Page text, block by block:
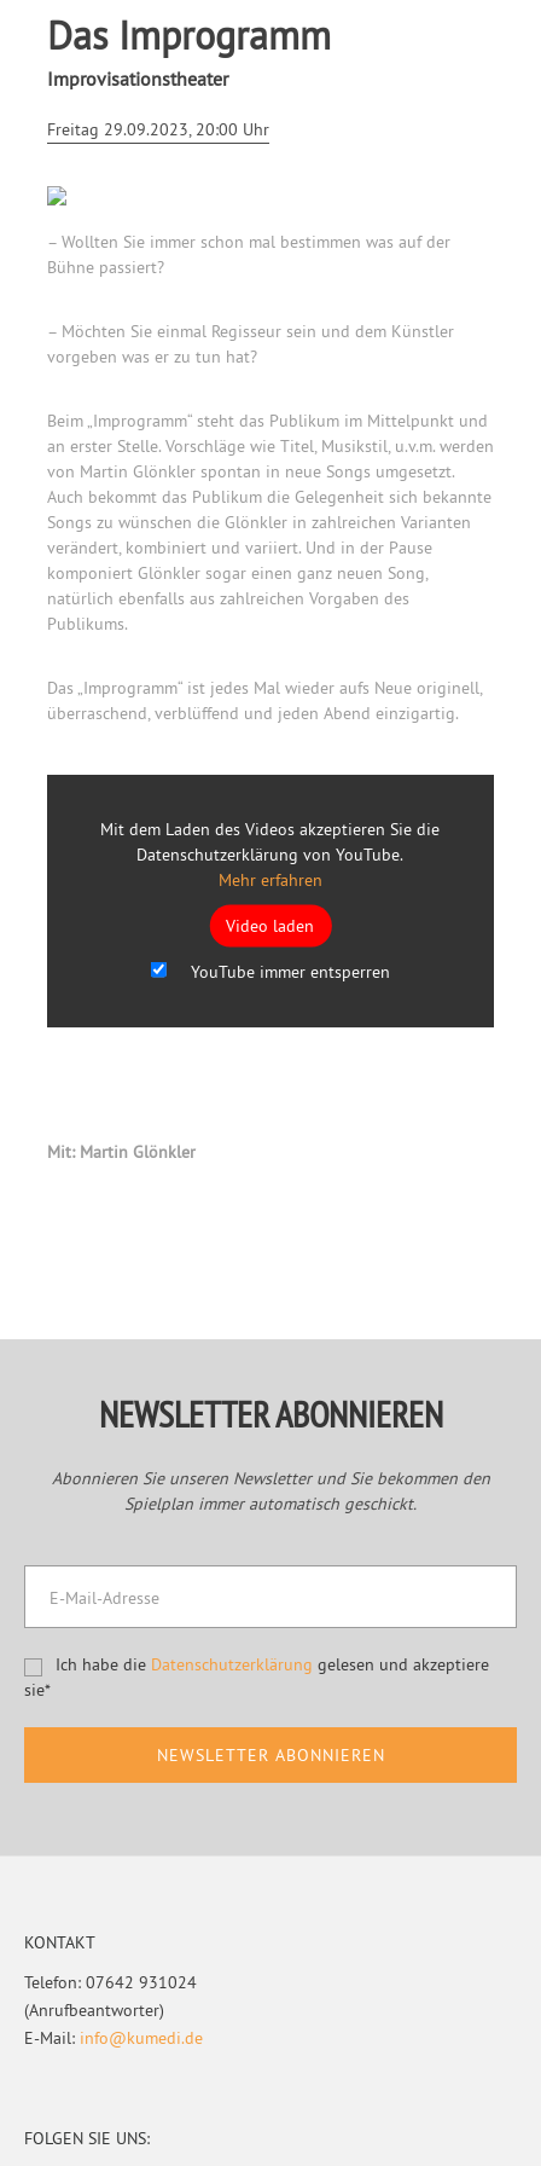
Das Improgramm
Improvisationstheater
Freitag 29.09.2023, 20:00 Uhr
– Wollten Sie immer schon mal bestimmen was auf der
Bühne passiert?
– Möchten Sie einmal Regisseur sein und dem Künstler
vorgeben was er zu tun hat?
Beim „Improgramm“ steht das Publikum im Mittelpunkt und
an erster Stelle. Vorschläge wie Titel, Musikstil, u.v.m. werden
von Martin Glönkler spontan in neue Songs umgesetzt.
Auch bekommt das Publikum die Gelegenheit sich bekannte
Songs zu wünschen die Glönkler in zahlreichen Varianten
verändert, kombiniert und variiert. Und in der Pause
komponiert Glönkler sogar einen ganz neuen Song,
natürlich ebenfalls aus zahlreichen Vorgaben des
Publikums.
Das „Improgramm“ ist jedes Mal wieder aufs Neue originell,
überraschend, verblüffend und jeden Abend einzigartig.
Mit dem Laden des Videos akzeptieren Sie die
Datenschutzerklärung von YouTube.
Mehr erfahren
Video laden
YouTube immer entsperren
Mit: Martin Glönkler
NEWSLETTER ABONNIEREN
Abonnieren Sie unseren Newsletter und Sie bekommen den
Spielplan immer automatisch geschickt.
Ich habe die Datenschutzerklärung gelesen und akzeptiere
sie*
KONTAKT
Telefon: 07642 931024
(Anrufbeantworter)
E-Mail: info@kumedi.de
FOLGEN SIE UNS: